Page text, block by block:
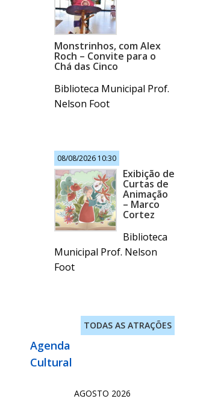
Monstrinhos, com Alex
Roch – Convite para o
Chá das Cinco
Biblioteca Municipal Prof.
Nelson Foot
08/08/2026 10:30
Exibição de
Curtas de
Animação
– Marco
Cortez
Biblioteca
Municipal Prof. Nelson
Foot
TODAS AS ATRAÇÕES
Agenda
Cultural
AGOSTO 2026